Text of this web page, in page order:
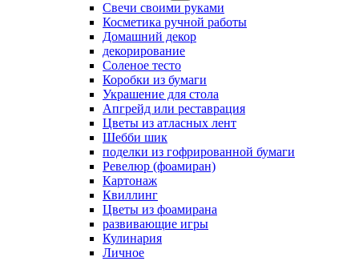
Свечи своими руками
Косметика ручной работы
Домашний декор
декорирование
Соленое тесто
Коробки из бумаги
Украшение для стола
Апгрейд или реставрация
Цветы из атласных лент
Шебби шик
поделки из гофрированной бумаги
Ревелюр (фоамиран)
Картонаж
Квиллинг
Цветы из фоамирана
развивающие игры
Кулинария
Личное